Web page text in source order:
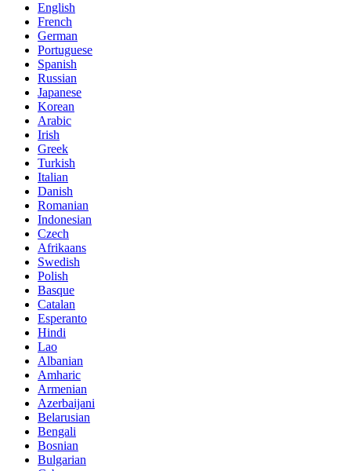
English
French
German
Portuguese
Spanish
Russian
Japanese
Korean
Arabic
Irish
Greek
Turkish
Italian
Danish
Romanian
Indonesian
Czech
Afrikaans
Swedish
Polish
Basque
Catalan
Esperanto
Hindi
Lao
Albanian
Amharic
Armenian
Azerbaijani
Belarusian
Bengali
Bosnian
Bulgarian